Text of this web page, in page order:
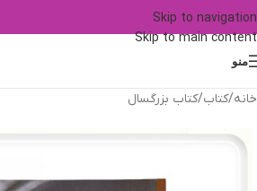
Skip to navigation
Skip to main content
منو
خانه/کتاب/کتاب بزرگسال